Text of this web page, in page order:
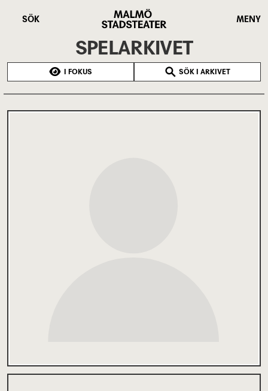
SÖK
Stadsteater
MENY
SPELARKIVET
I FOKUS SÖK I ARKIVET